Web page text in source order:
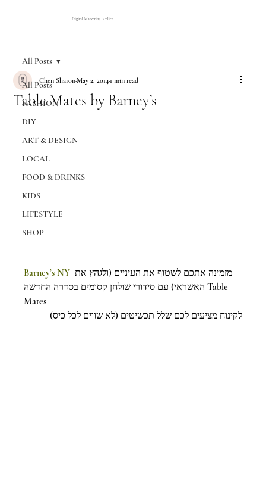
Digital Marketing Atelier
All Posts
FASHION
DIY
ART & DESIGN
LOCAL
FOOD & DRINKS
KIDS
LIFESTYLE
SHOP
All Posts
Table Mates by Barney’s
Chen SharonMay 2, 20141 min read
Barney’s NY
האשראי) עם סידורי שולחן קסומים בסדרה החדשה Table
Mates
לקינוח מציעים לכם שלל תכשיטים (לא שווים לכל כיס)